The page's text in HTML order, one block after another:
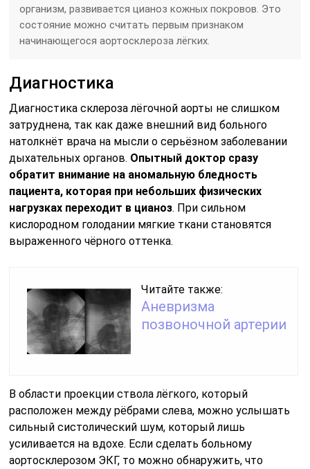
организм, развивается цианоз кожных покровов. Это
состояние можно считать первым признаком
начинающегося аортосклероза лёгких.
Диагностика
Диагностика склероза лёгочной аорты не слишком
затруднена, так как даже внешний вид больного
натолкнёт врача на мысли о серьёзном заболевании
дыхательных органов. Опытный доктор сразу
обратит внимание на аномальную бледность
пациента, которая при небольших физических
нагрузках переходит в цианоз. При сильном
кислородном голодании мягкие ткани становятся
выраженного чёрного оттенка.
Читайте также:
Аневризма
позвоночной артерии
В области проекции ствола лёгкого, который
расположен между рёбрами слева, можно услышать
сильный систолический шум, который лишь
усиливается на вдохе. Если сделать больному
аортосклерозом ЭКГ, то можно обнаружить, что